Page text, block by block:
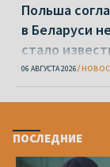
Польша
в Беларуси
стало
06 АВГУСТА 2026
ПОСЛЕДНИЕ